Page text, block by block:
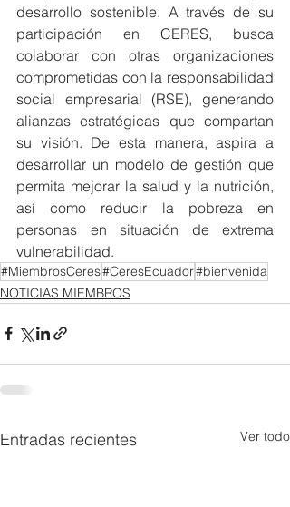
desarrollo sostenible. A través de su
participación en CERES, busca
colaborar con otras organizaciones
comprometidas con la responsabilidad
social empresarial (RSE), generando
alianzas estratégicas que compartan
su visión. De esta manera, aspira a
desarrollar un modelo de gestión que
permita mejorar la salud y la nutrición,
así como reducir la pobreza en
personas en situación de extrema
vulnerabilidad.
#MiembrosCeres#CeresEcuador#bienvenida
NOTICIAS MIEMBROS
Entradas recientes Ver todo